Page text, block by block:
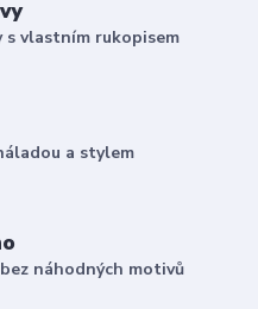
vlastním rukopisem
a stylem
náhodných motivů